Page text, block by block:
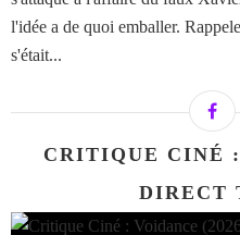
l'idée a de quoi emballer.
s'était...
CRITIQUE CINÉ
DIRECT